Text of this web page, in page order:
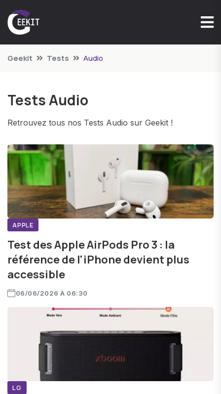
Geekit Tests Audio
Tests Audio
Retrouvez tous nos Tests Audio sur Geekit !
APPLE
Test des Apple AirPods Pro 3 : la
référence de l'iPhone devient plus
accessible
06/06/2026 À 06:30
LG